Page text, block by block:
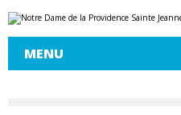
Aller
au
contenu.
à
Outils
personnels
MENU